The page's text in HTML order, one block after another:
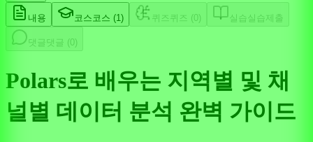
내용 코스 코스 (1 ) 퀴즈 퀴즈 (0 ) 실습실습제출
댓글 댓글 (0 )
Polars로 배우는 지역별 및 채
널별 데이터 분석 완벽 가이드